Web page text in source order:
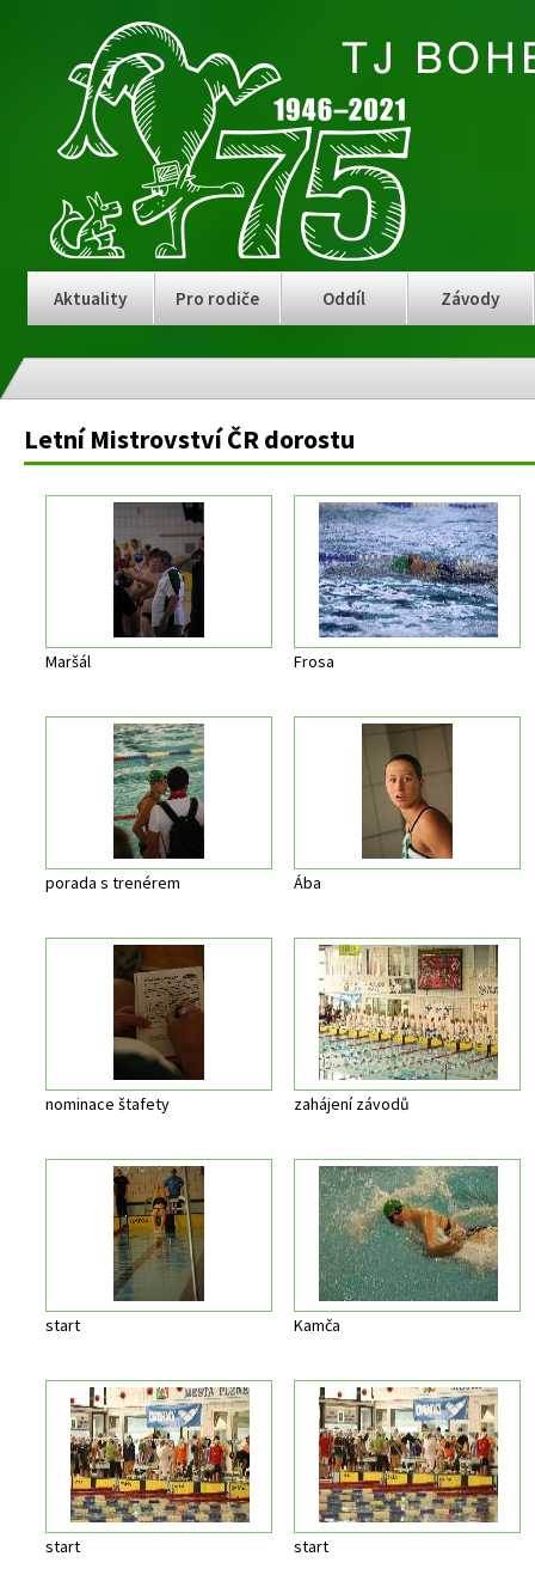
Aktuality Pro rodiče Oddíl Závody
Letní Mistrovství ČR dorostu
Maršál Frosa
porada s trenérem Ába
nominace štafety zahájení závodů
start Kamča
start start